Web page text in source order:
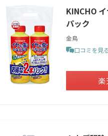
KINCHO
パック
金鳥
口コミを見る
楽